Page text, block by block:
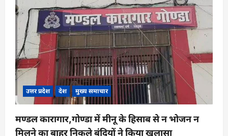
उत्तर प्रदेश देश मुख्य समाचार
मण्डल कारागार,गोण्डा में मीनू के हिसाब से न भोजन न
मिलने का बाहर निकले बंदियों ने किया खुलासा